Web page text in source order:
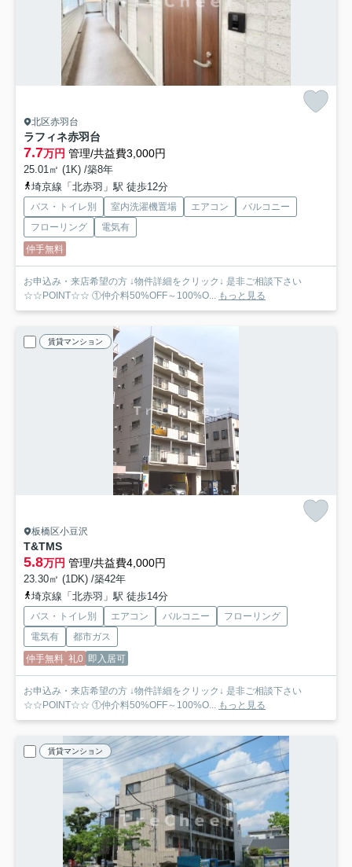
北区赤羽台
ラフィネ赤羽台
7.7万円 管理/共益費3,000円
25.01㎡ (1K) /築8年
埼京線「北赤羽」駅 徒歩12分
バス・トイレ別 室内洗濯機置場 エアコン
バルコニー
フローリング
電気有
仲手無料
お申込み・来店希望の方 ↓物件詳細をクリック↓ 是非ご相談下さい
☆☆POINT☆☆ ①仲介料50%OFF～100%O... もっと見る
賃貸マンション
板橋区小豆沢
T&TMS
5.8万円 管理/共益費4,000円
23.30㎡ (1DK) /築42年
埼京線「北赤羽」駅 徒歩14分
バス・トイレ別 エアコン バルコニー
フローリング
電気有
都市ガス
仲手無料 礼0 即入居可
お申込み・来店希望の方 ↓物件詳細をクリック↓ 是非ご相談下さい
☆☆POINT☆☆ ①仲介料50%OFF～100%O... もっと見る
賃貸マンション